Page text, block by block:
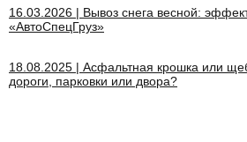
16.03.2026 | Вывоз снега весной:
«АвтоСпецГруз»
18.08.2025 | Асфальтная крошка или
дороги, парковки или двора?